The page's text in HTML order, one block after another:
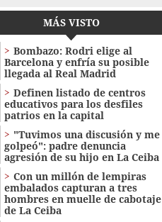
MÁS VISTO
Bombazo: Rodri elige al
Barcelona y enfría su posible
llegada al Real Madrid
Definen listado de centros
educativos para los desfiles
patrios en la capital
"Tuvimos una discusión y me
golpeó": padre denuncia
agresión de su hijo en La Ceiba
Con un millón de lempiras
embalados capturan a tres
hombres en muelle de cabotaje
de La Ceiba